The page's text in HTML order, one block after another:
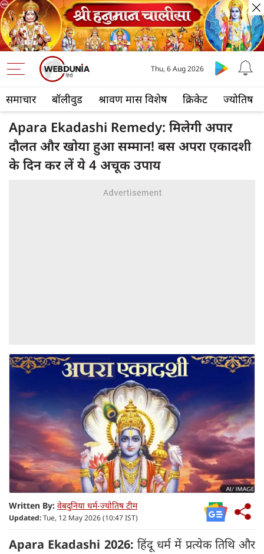
समाचार बॉलीवुड श्रावण मास विशेष क्रिकेट ज्योतिष
Thu, 6 Aug 2026
Apara Ekadashi Remedy: मिलेगी अपार
दौलत और खोया हुआ सम्मान! बस अपरा एकादशी
के दिन कर लें ये 4 अचूक उपाय
Written By: वेबदुनिया धर्म-ज्योतिष टीम
Updated:Tue, 12 May 2026 (10:47 IST)
Apara Ekadashi 2026: हिंदू धर्म में प्रत्येक तिथि और